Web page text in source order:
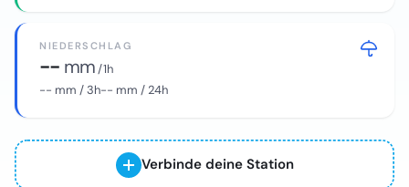
NIEDERSCHLAG
-- mm/ 1h
-- mm / 3h-- mm / 24h
Verbinde deine Station